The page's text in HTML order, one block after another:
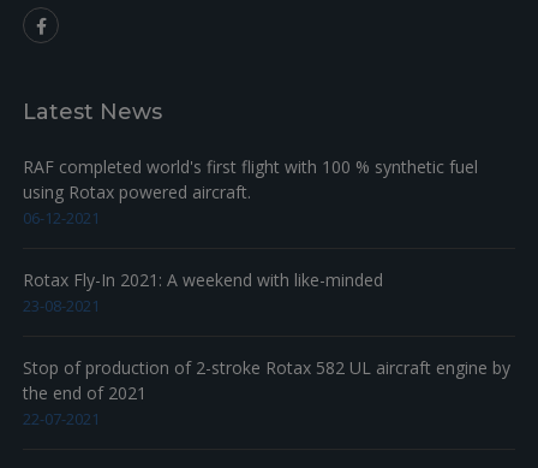
Latest News
RAF completed world's first flight with 100 % synthetic fuel
using Rotax powered aircraft.
06-12-2021
Rotax Fly-In 2021: A weekend with like-minded
23-08-2021
Stop of production of 2-stroke Rotax 582 UL aircraft engine by
the end of 2021
22-07-2021